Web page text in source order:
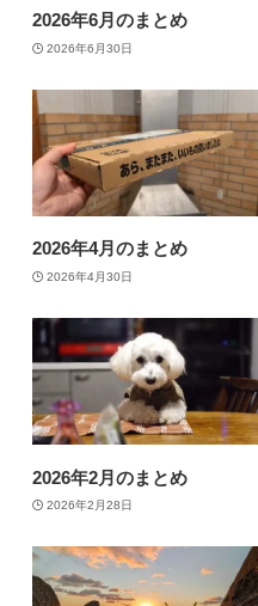
2026年6月のまとめ
2026年6月30日
2026年4月のまとめ
2026年4月30日
2026年2月のまとめ
2026年2月28日